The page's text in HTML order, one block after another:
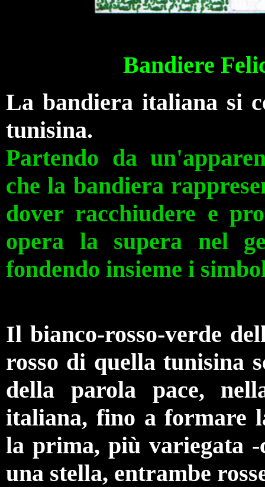
Bandiere
La bandiera italiana si
tunisina.
Partendo da
che la bandiera
dover racchiudere e
opera la supera nel
fondendo insieme i
Il bianco-rosso-verde
rosso di quella tunisina
della parola pace,
italiana, fino a formare
la prima, più variegata
una stella, entrambe